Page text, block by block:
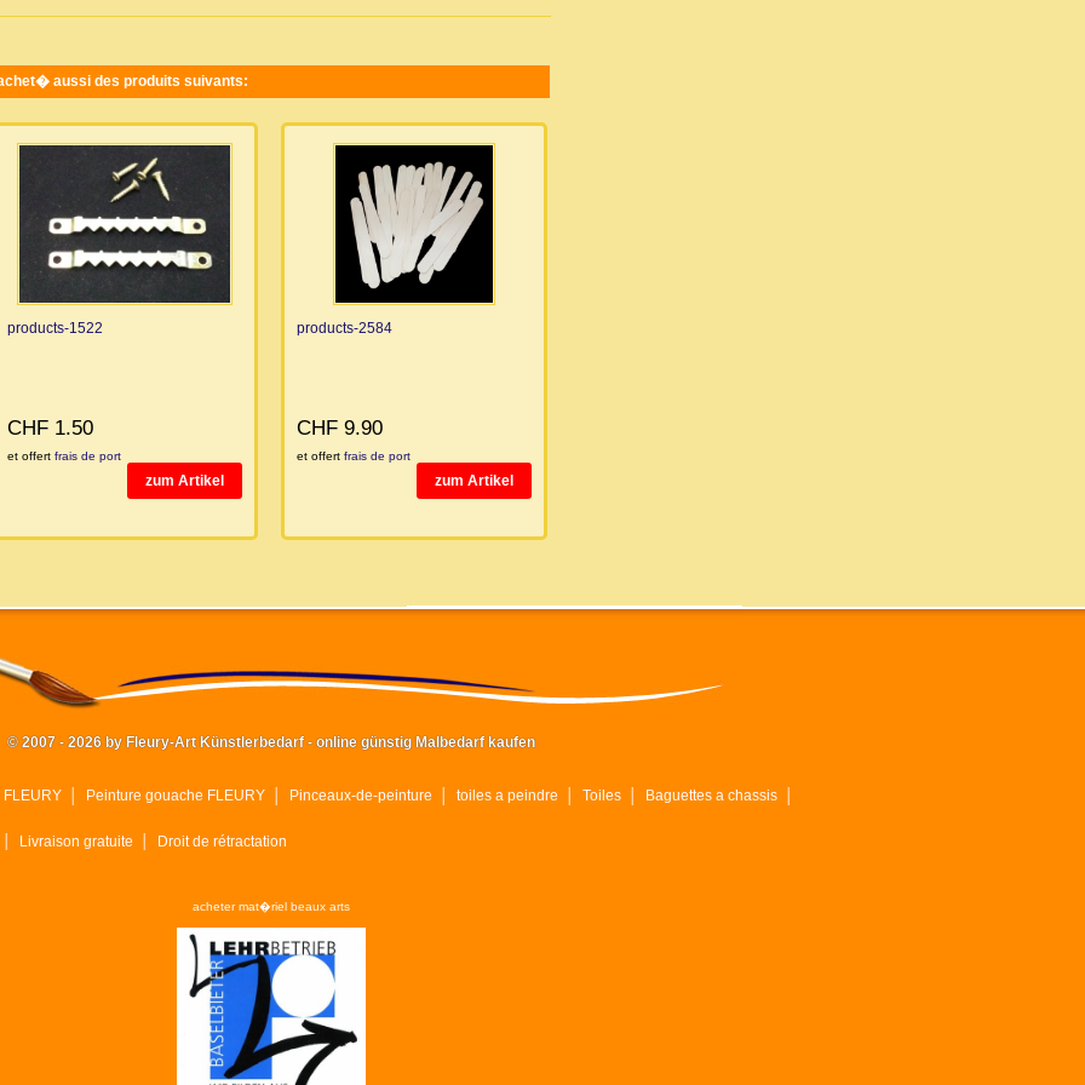
aussi des produits suivants:
products-1522
CHF 1.50
et offert frais de port
zum Artikel
products-2584
CHF 9.90
et offert frais de port
zum Artikel
© 2007 - 2026 by Fleury-Art Künstlerbedarf - online günstig Malbedarf kaufen
Peinture gouache FLEURY Pinceaux-de-peinture toiles a peindre Toiles Baguettes a chassis
Livraison gratuite Droit de rétractation
acheter mat�riel beaux arts